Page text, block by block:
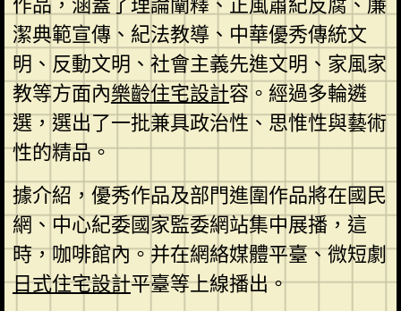
潔典範宣傳、紀法教導、中華優秀傳統文
明、反動文明、社會主義先進文明、家風家
教等方面內樂齡住宅設計容。經過多輪遴
選，選出了一批兼具政治性、思惟性與藝術
性的精品。
據介紹，優秀作品及部門進圍作品將在國民
網、中心紀委國家監委網站集中展播，這
時，咖啡館內。并在網絡媒體平臺、微短劇
日式住宅設計平臺等上線播出。